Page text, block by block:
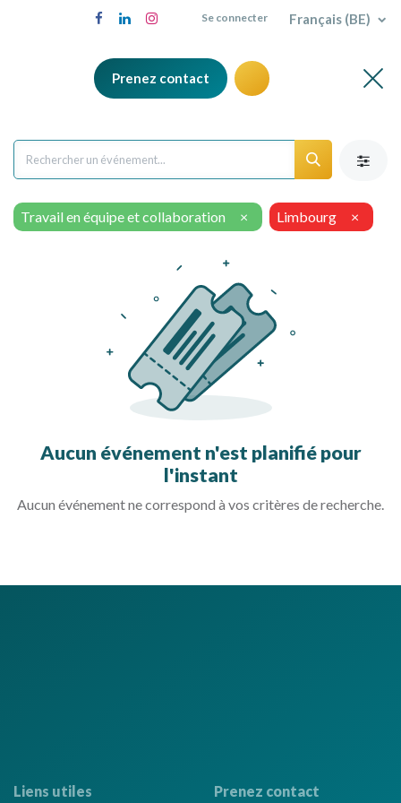
Se connecter Français (BE)
Prenez contact
Travail en équipe et collaboration × Limbourg ×
Aucun événement n'est planifié pour
l'instant
Aucun événement ne correspond à vos critères de recherche.
Liens utiles Prenez contact